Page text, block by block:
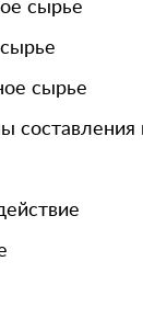
сырье
сырье